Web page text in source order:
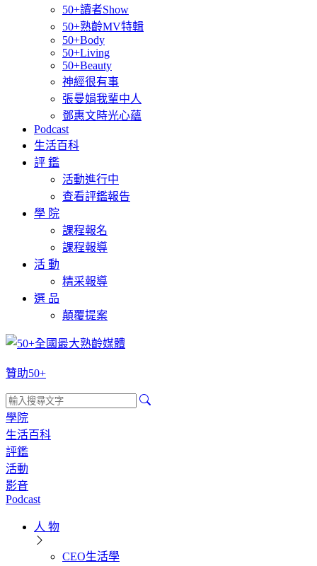
50+讀者Show
50+熟齡MV特輯
50+Body
50+Living
50+Beauty
神經很有事
張曼娟我輩中人
鄧惠文時光心蘊
Podcast
生活百科
評 鑑
活動進行中
查看評鑑報告
學 院
課程報名
課程報導
活 動
精采報導
選 品
顛覆提案
贊助50+
學院
生活百科
評鑑
活動
影音
Podcast
人 物
CEO生活學